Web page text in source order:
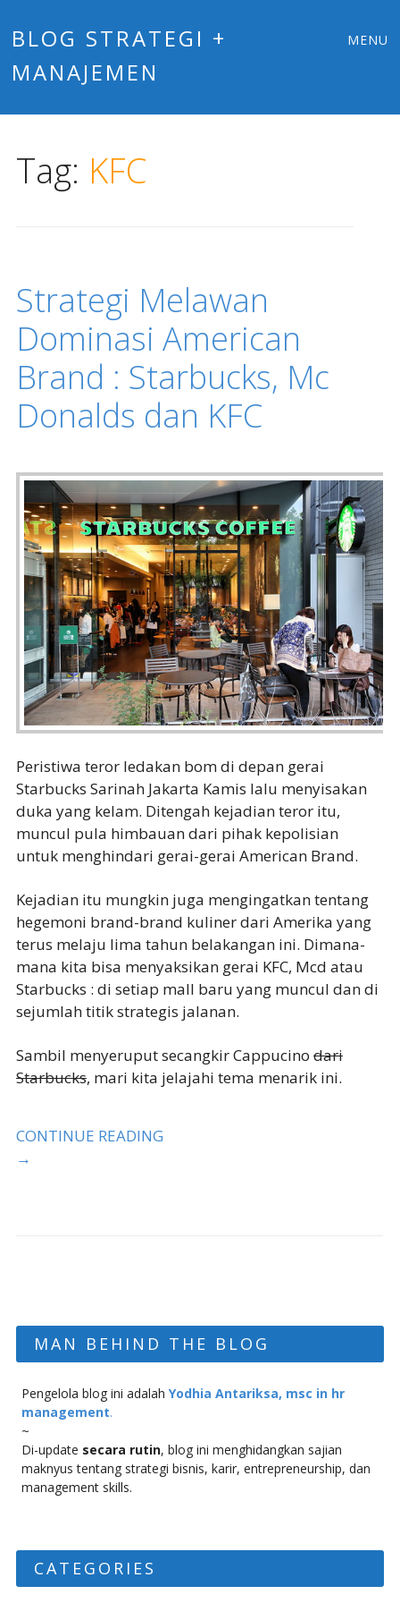
BLOG STRATEGI +
MANAJEMEN
MENU
Tag: KFC
Strategi Melawan
Dominasi American
Brand : Starbucks, Mc
Donalds dan KFC
Peristiwa teror ledakan bom di depan gerai
Starbucks Sarinah Jakarta Kamis lalu menyisakan
duka yang kelam. Ditengah kejadian teror itu,
muncul pula himbauan dari pihak kepolisian
untuk menghindari gerai-gerai American Brand.
Kejadian itu mungkin juga mengingatkan tentang
hegemoni brand-brand kuliner dari Amerika yang
terus melaju lima tahun belakangan ini. Dimana-
mana kita bisa menyaksikan gerai KFC, Mcd atau
Starbucks : di setiap mall baru yang muncul dan di
sejumlah titik strategis jalanan.
Sambil menyeruput secangkir Cappucino dari
Starbucks, mari kita jelajahi tema menarik ini.
CONTINUE READING
→
MAN BEHIND THE BLOG
Pengelola blog ini adalah Yodhia Antariksa, msc in hr
management.
~
Di-update secara rutin, blog ini menghidangkan sajian
maknyus tentang strategi bisnis, karir, entrepreneurship, dan
management skills.
CATEGORIES